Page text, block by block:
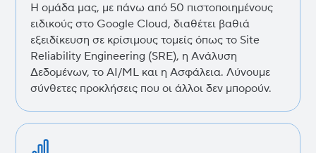
Η ομάδα μας, με πάνω από 50 πιστοποιημένους
ειδικούς στο Google Cloud, διαθέτει βαθιά
εξειδίκευση σε κρίσιμους τομείς όπως το Site
Reliability Engineering (SRE), η Ανάλυση
Δεδομένων, το AI/ML και η Ασφάλεια. Λύνουμε
σύνθετες προκλήσεις που οι άλλοι δεν μπορούν.